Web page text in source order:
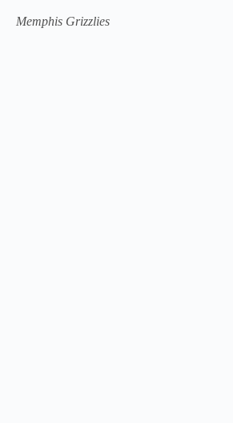
Memphis Grizzlies